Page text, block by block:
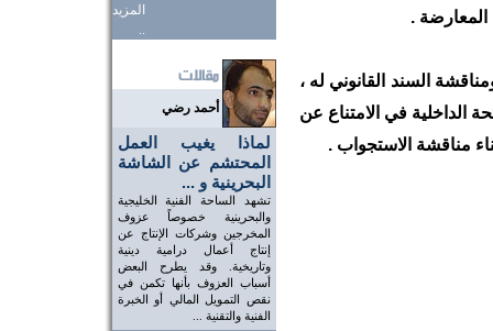
المزيد
..
أحمد رضي
لماذا يغيب العمل
المحتشم عن الشاشة
البحرينية و ...
تشهد الساحة الفنية الخليجية
والبحرينية خصوصاً عزوف
المخرجين وشركات الإنتاج عن
إنتاج أعمال درامية دينية
وتاريخية. وقد يطرح البعض
أسباب العزوف بأنها تكمن في
نقص التمويل المالي أو الخبرة
الفنية والتقنية ...
المعارضة .
السند القانوني له ،
الداخلية في الامتناع عن
مناقشة الاستجواب .